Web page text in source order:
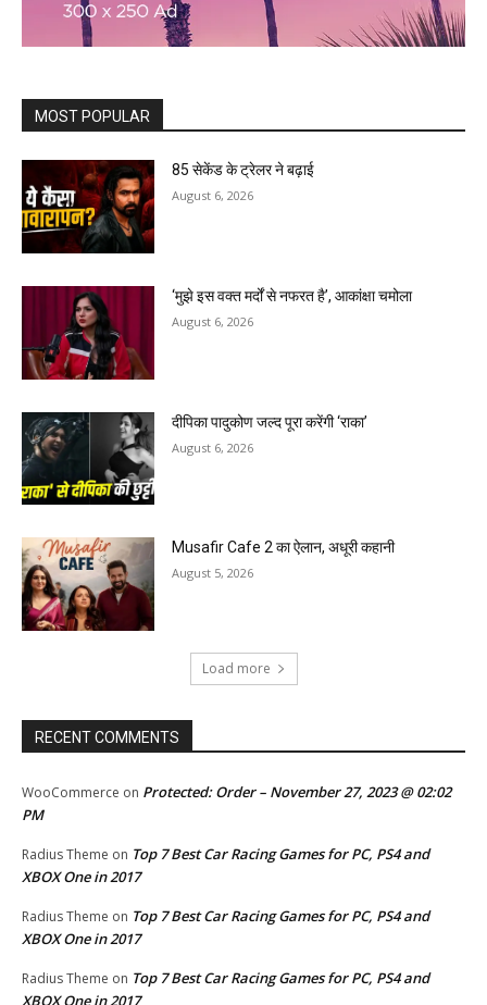
MOST POPULAR
85 सेकेंड के ट्रेलर ने बढ़ाई
August 6, 2026
‘मुझे इस वक्त मर्दों से नफरत है’, आकांक्षा चमोला
August 6, 2026
दीपिका पादुकोण जल्द पूरा करेंगी ‘राका’
August 6, 2026
Musafir Cafe 2 का ऐलान, अधूरी कहानी
August 5, 2026
Load more
RECENT COMMENTS
WooCommerce on Protected: Order – November 27, 2023 @ 02:02
PM
Radius Theme on Top 7 Best Car Racing Games for PC, PS4 and
XBOX One in 2017
Radius Theme on Top 7 Best Car Racing Games for PC, PS4 and
XBOX One in 2017
Radius Theme on Top 7 Best Car Racing Games for PC, PS4 and
XBOX One in 2017